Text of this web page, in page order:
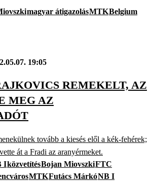
magyar átigazolásMTKBelgium
19:05
REMEKELT, AZ
MEG AZ
tovább a kiesés elől a kék-fehérek;
át a Fradi az aranyérmeket.
IközvetítésBojan MiovszkiFTC
MTKFutács MárkóNB I